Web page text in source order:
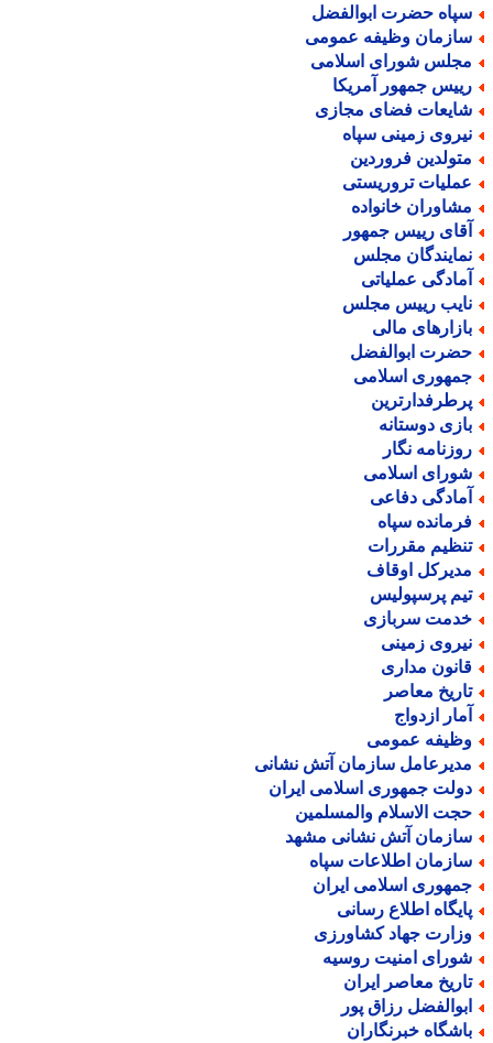
حضرت ابوالفضل
وظیفه عمومی
شورای اسلامی
جمهور آمریکا
فضای مجازی
زمینی سپاه
فروردین
تروریستی
خانواده
رییس جمهور
مجلس
عملیاتی
رییس مجلس
مالی
ابوالفضل
اسلامی
دوستانه
نگار
اسلامی
دفاعی
سپاه
مقررات
اوقاف
پرسپولیس
سربازی
زمینی
مداری
معاصر
ازدواج
عمومی
سازمان آتش نشانی
جمهوری اسلامی ایران
الاسلام والمسلمین
آتش نشانی مشهد
اطلاعات سپاه
اسلامی ایران
اطلاع رسانی
جهاد کشاورزی
امنیت روسیه
معاصر ایران
رزاق پور
خبرنگاران